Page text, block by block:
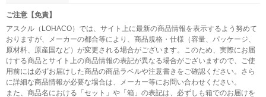
ご注意【免責】
アスクル（LOHACO）では、サイト上に最新の商品情報を表示するよう努めて
おりますが、メーカーの都合等により、商品規格・仕様（容量、パッケージ、
原材料、原産国など）が変更される場合がございます。このため、実際にお届
けする商品とサイト上の商品情報の表記が異なる場合がございますので、ご使
用前には必ずお届けした商品の商品ラベルや注意書きをご確認ください。さら
に詳細な商品情報が必要な場合は、メーカー等にお問い合わせください。
また、商品名における「セット」や「箱」の表記は、必ずしも箱でのお届けを